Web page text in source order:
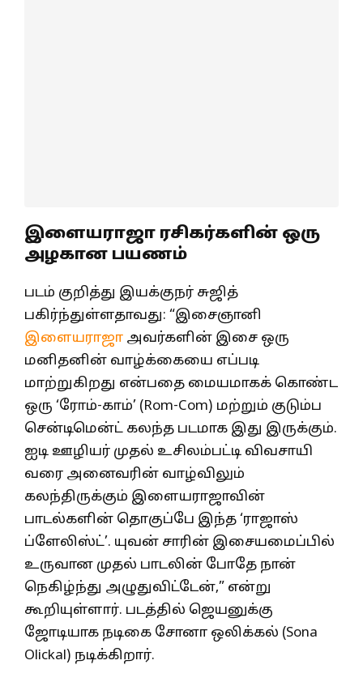
இளையராஜா ரசிகர்களின் ஒரு
அழகான பயணம்
படம் குறித்து இயக்குநர் சுஜித்
பகிர்ந்துள்ளதாவது: “இசைஞானி
இளையராஜா அவர்களின் இசை ஒரு
மனிதனின் வாழ்க்கையை எப்படி
மாற்றுகிறது என்பதை மையமாகக் கொண்ட
ஒரு ‘ரோம்-காம்’ (Rom-Com) மற்றும் குடும்ப
சென்டிமென்ட் கலந்த படமாக இது இருக்கும்.
ஐடி ஊழியர் முதல் உசிலம்பட்டி விவசாயி
வரை அனைவரின் வாழ்விலும்
கலந்திருக்கும் இளையராஜாவின்
பாடல்களின் தொகுப்பே இந்த ‘ராஜாஸ்
ப்ளேலிஸ்ட்’. யுவன் சாரின் இசையமைப்பில்
உருவான முதல் பாடலின் போதே நான்
நெகிழ்ந்து அழுதுவிட்டேன்,” என்று
கூறியுள்ளார். படத்தில் ஜெயனுக்கு
ஜோடியாக நடிகை சோனா ஒலிக்கல் (Sona
Olickal) நடிக்கிறார்.